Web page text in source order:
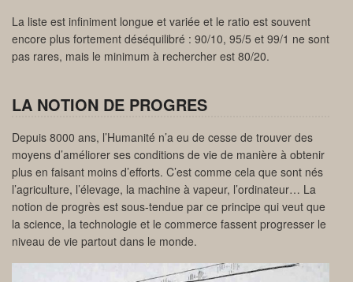
La liste est infiniment longue et variée et le ratio est souvent
encore plus fortement déséquilibré : 90/10, 95/5 et 99/1 ne sont
pas rares, mais le minimum à rechercher est 80/20.
LA NOTION DE PROGRES
Depuis 8000 ans, l’Humanité n’a eu de cesse de trouver des
moyens d’améliorer ses conditions de vie de manière à obtenir
plus en faisant moins d’efforts. C’est comme cela que sont nés
l’agriculture, l’élevage, la machine à vapeur, l’ordinateur… La
notion de progrès est sous-tendue par ce principe qui veut que
la science, la technologie et le commerce fassent progresser le
niveau de vie partout dans le monde.